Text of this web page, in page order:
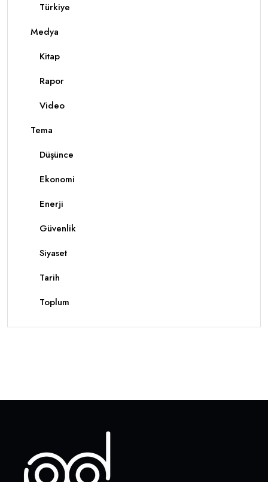
Türkiye
Medya
Kitap
Rapor
Video
Tema
Düşünce
Ekonomi
Enerji
Güvenlik
Siyaset
Tarih
Toplum